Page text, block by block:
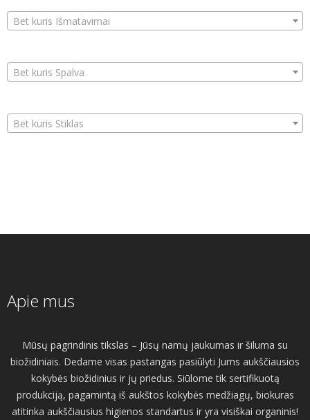
Bet kuris Išmatavimai
Bet kuris Spalva
Bet kuris Stiklas
Apie mus
Mūsų pagrindinis tikslas – Jūsų namų jaukumas ir šiluma su
biožidiniais. Dedame visas pastangas pasiūlyti Jums aukščiausios
kokybės biožidinius ir jų priedus. Siūlome tik sertifikuotą
produkciją, pagamintą iš aukštos kokybės medžiagų, biokuras
atitinka aukščiausius higienos standartus ir yra visiškai organinis!